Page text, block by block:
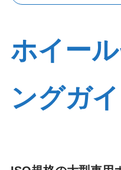
ブレーキ
ホイー
ングガ